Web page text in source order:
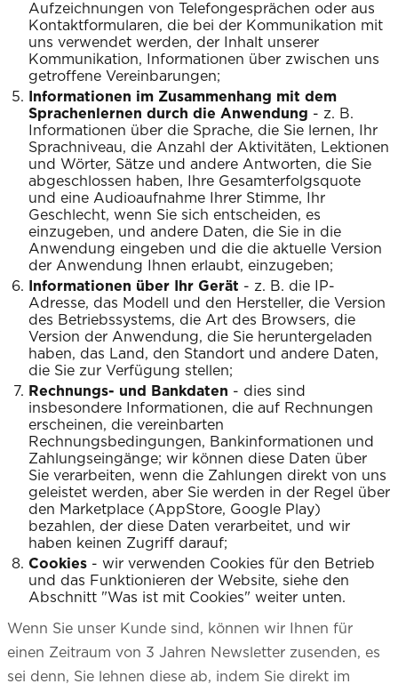
Aufzeichnungen von Telefongesprächen oder aus
Kontaktformularen, die bei der Kommunikation mit
uns verwendet werden, der Inhalt unserer
Kommunikation, Informationen über zwischen uns
getroffene Vereinbarungen;
Informationen im Zusammenhang mit dem
Sprachenlernen durch die Anwendung - z. B.
Informationen über die Sprache, die Sie lernen, Ihr
Sprachniveau, die Anzahl der Aktivitäten, Lektionen
und Wörter, Sätze und andere Antworten, die Sie
abgeschlossen haben, Ihre Gesamterfolgsquote
und eine Audioaufnahme Ihrer Stimme, Ihr
Geschlecht, wenn Sie sich entscheiden, es
einzugeben, und andere Daten, die Sie in die
Anwendung eingeben und die die aktuelle Version
der Anwendung Ihnen erlaubt, einzugeben;
Informationen über Ihr Gerät - z. B. die IP-
Adresse, das Modell und den Hersteller, die Version
des Betriebssystems, die Art des Browsers, die
Version der Anwendung, die Sie heruntergeladen
haben, das Land, den Standort und andere Daten,
die Sie zur Verfügung stellen;
Rechnungs- und Bankdaten - dies sind
insbesondere Informationen, die auf Rechnungen
erscheinen, die vereinbarten
Rechnungsbedingungen, Bankinformationen und
Zahlungseingänge; wir können diese Daten über
Sie verarbeiten, wenn die Zahlungen direkt von uns
geleistet werden, aber Sie werden in der Regel über
den Marketplace (AppStore, Google Play)
bezahlen, der diese Daten verarbeitet, und wir
haben keinen Zugriff darauf;
Cookies - wir verwenden Cookies für den Betrieb
und das Funktionieren der Website, siehe den
Abschnitt "Was ist mit Cookies" weiter unten.
Wenn Sie unser Kunde sind, können wir Ihnen für
einen Zeitraum von 3 Jahren Newsletter zusenden, es
sei denn, Sie lehnen diese ab, indem Sie direkt im